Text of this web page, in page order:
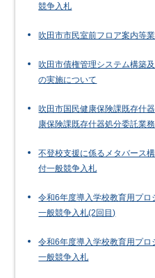
競争入札
吹田市市民室前フロア案内等
吹田市債権管理システム構築
の実施について
吹田市国民健康保険課既存什
康保険課既存什器処分委託業
不登校支援に係るメタバース
付一般競争入札
令和6年度導入学校教育用プ
一般競争入札(2回目)
令和6年度導入学校教育用プ
一般競争入札